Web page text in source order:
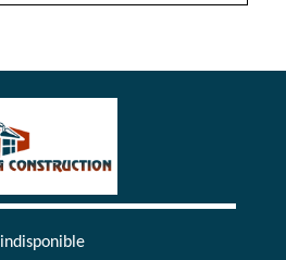
indisponible